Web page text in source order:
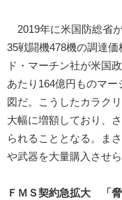
2019年に米国防総省
35戦闘機478機の調達
ド・マーチン社が米国
あたり164億円ものマ
図だ。こうしたカラク
大幅に増額しており、
られることとなる。ま
や武器を大量購入させ
ＦＭＳ契約急拡大 「